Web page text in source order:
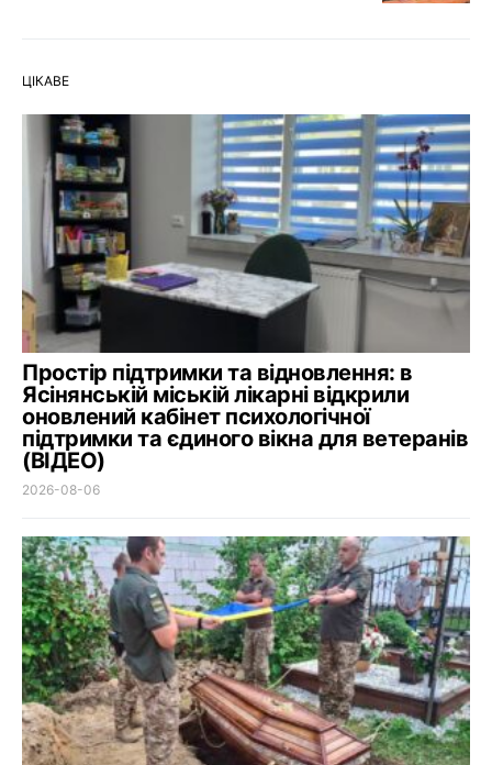
ЦІКАВЕ
Простір підтримки та відновлення: в
Ясінянській міській лікарні відкрили
оновлений кабінет психологічної
підтримки та єдиного вікна для ветеранів
(ВІДЕО)
2026-08-06